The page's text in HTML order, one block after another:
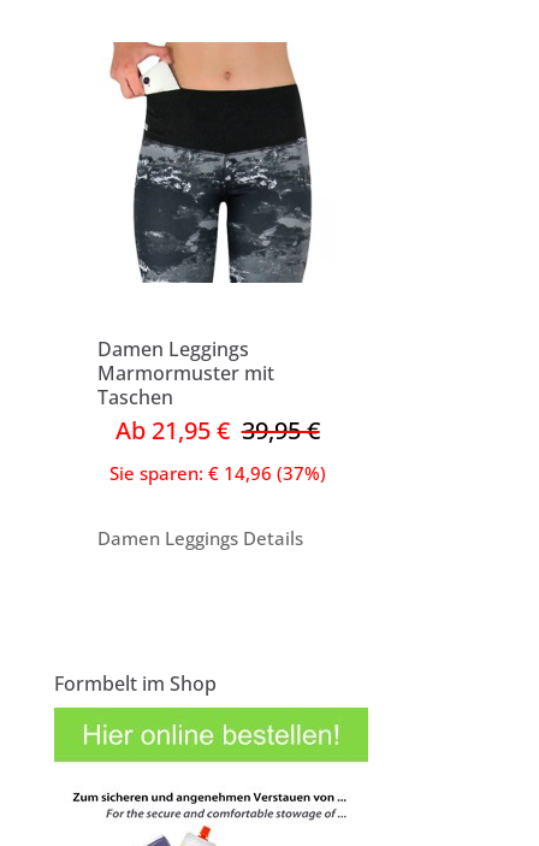
Damen Leggings
Marmormuster mit
Taschen
Ab 21,95 €39,95 €
Sie sparen: € 14,96 (37%)
Damen Leggings Details
Formbelt im Shop